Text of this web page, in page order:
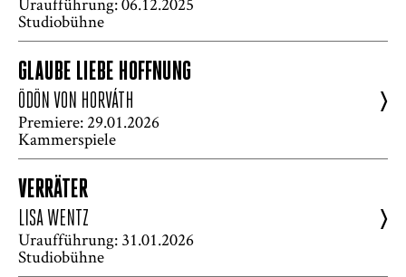
Studiobühne
GLAUBE LIEBE HOFFNUNG
ÖDÖN VON HORVÁTH
Premiere: 29.01.2026
Kammerspiele
>
VERRÄTER
LISA WENTZ
Uraufführung: 31.01.2026
Studiobühne
>